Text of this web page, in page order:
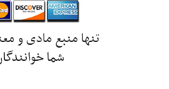
تنها منبع مادی و
شما